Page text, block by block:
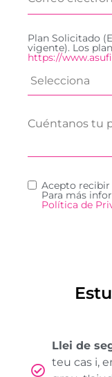
Plan Solicitado
vigente). Los
https://
Acepto recibir
Para más
Política de
Llei de
teu cas i,